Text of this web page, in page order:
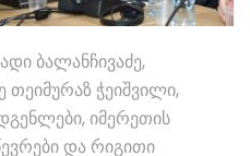
ბალანჩივაძე,
ჭეიშვილი,
იმერეთის
და რიგითი